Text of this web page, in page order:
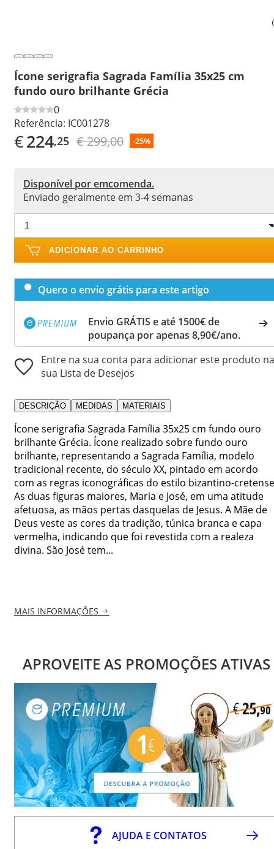
Ícone serigrafia Sagrada Família 35x25 cm
fundo ouro brilhante Grécia
0
Referência: IC001278
€224,25 € 299,00 -25%
Disponível por emcomenda.
Enviado geralmente em 3-4 semanas
ADICIONAR AO CARRINHO
Quero o envio grátis para este artigo
Envio GRÁTIS e até 1500€ de
poupança por apenas 8,90€/ano.
Entre na sua conta para adicionar este produto na
sua Lista de Desejos
DESCRIÇÃO MEDIDAS MATERIAIS
Ícone serigrafia Sagrada Família 35x25 cm fundo ouro
brilhante Grécia. Ícone realizado sobre fundo ouro
brilhante, representando a Sagrada Família, modelo
tradicional recente, do século XX, pintado em acordo
com as regras iconográficas do estilo bizantino-
As duas figuras maiores, Maria e José, em uma atitude
afetuosa, as mãos pertas dasquelas de Jesus. A Mãe de
Deus veste as cores da tradição, túnica branca e capa
vermelha, indicando que foi revestida com a realeza
divina. São José tem...
MAIS INFORMAÇÕES
APROVEITE AS PROMOÇÕES ATIVAS
AJUDA E CONTATOS